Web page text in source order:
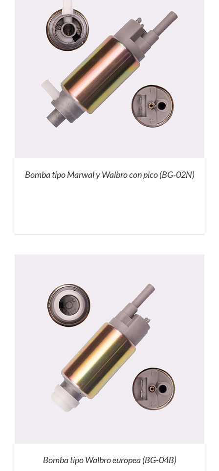
Bomba tipo Marwal y Walbro con pico (BG-02N)
Bomba tipo Walbro europea (BG-04B)